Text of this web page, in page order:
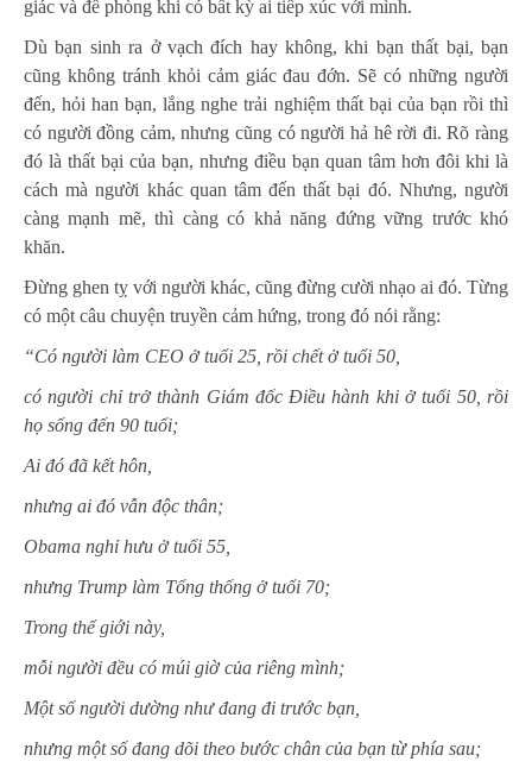
giác và đề phòng khi có bất kỳ ai tiếp xúc với mình.
Dù bạn sinh ra ở vạch đích hay không, khi bạn thất bại, bạn
cũng không tránh khỏi cảm giác đau đớn. Sẽ có những người
đến, hỏi han bạn, lắng nghe trải nghiệm thất bại của bạn rồi thì
có người đồng cảm, nhưng cũng có người hả hê rời đi. Rõ ràng
đó là thất bại của bạn, nhưng điều bạn quan tâm hơn đôi khi là
cách mà người khác quan tâm đến thất bại đó. Nhưng, người
càng mạnh mẽ, thì càng có khả năng đứng vững trước khó
khăn.
Đừng ghen tỵ với người khác, cũng đừng cười nhạo ai đó. Từng
có một câu chuyện truyền cảm hứng, trong đó nói rằng:
“Có người làm CEO ở tuổi 25, rồi chết ở tuổi 50,
có người chỉ trở thành Giám đốc Điều hành khi ở tuổi 50, rồi
họ sống đến 90 tuổi;
Ai đó đã kết hôn,
nhưng ai đó vẫn độc thân;
Obama nghỉ hưu ở tuổi 55,
nhưng Trump làm Tổng thống ở tuổi 70;
Trong thế giới này,
mỗi người đều có múi giờ của riêng mình;
Một số người dường như đang đi trước bạn,
nhưng một số đang dõi theo bước chân của bạn từ phía sau;